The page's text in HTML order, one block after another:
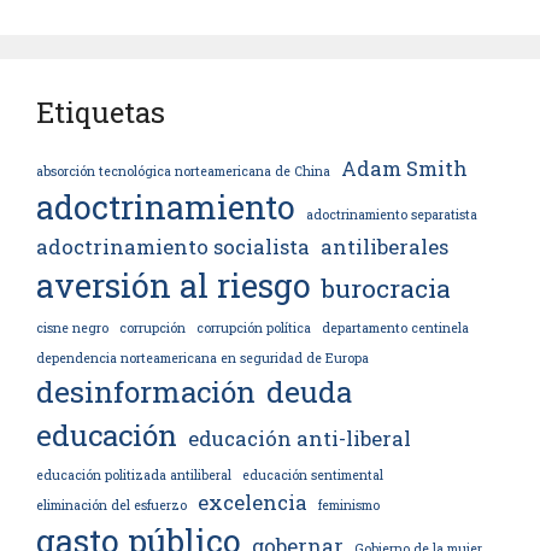
Etiquetas
absorción tecnológica norteamericana de China Adam Smith
adoctrinamiento adoctrinamiento separatista
adoctrinamiento socialista antiliberales
aversión al riesgo burocracia
cisne negro corrupción corrupción política
departamento centinela
dependencia norteamericana en seguridad de Europa
desinformación deuda
educación educación anti-liberal
educación politizada antiliberal
educación sentimental
eliminación del esfuerzo
excelencia feminismo
gasto público